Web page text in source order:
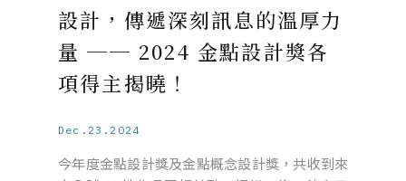
設計，傳遞深刻訊息的溫厚力
量 ── 2024 金點設計獎各
項得主揭曉！
Dec.23.2024
今年度金點設計獎及金點概念設計獎，共收到來